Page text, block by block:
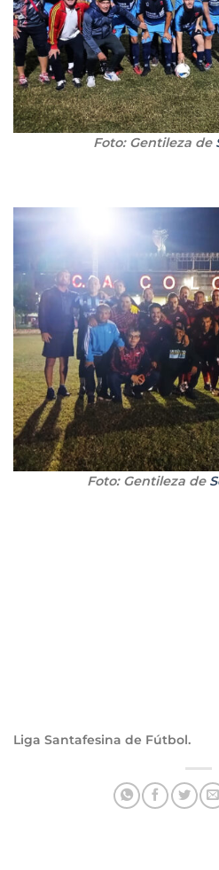
Foto: Gentileza de
Foto: Gentileza de
Liga Santafesina de Fútbol.